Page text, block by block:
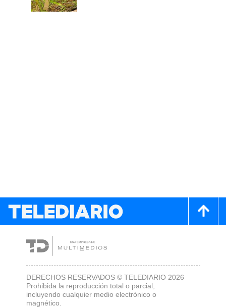
DERECHOS RESERVADOS © TELEDIARIO 2026
Prohibida la reproducción total o parcial,
incluyendo cualquier medio electrónico o
magnético.